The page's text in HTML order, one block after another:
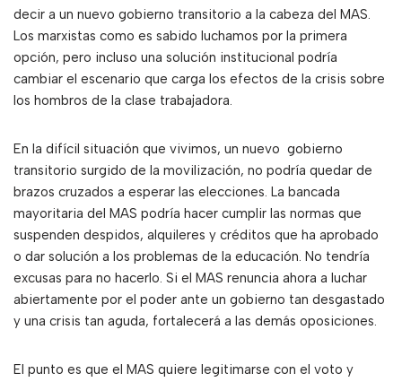
decir a un nuevo gobierno transitorio a la cabeza del MAS.
Los marxistas como es sabido luchamos por la primera
opción, pero incluso una solución institucional podría
cambiar el escenario que carga los efectos de la crisis sobre
los hombros de la clase trabajadora.
En la difícil situación que vivimos, un nuevo gobierno
transitorio surgido de la movilización, no podría quedar de
brazos cruzados a esperar las elecciones. La bancada
mayoritaria del MAS podría hacer cumplir las normas que
suspenden despidos, alquileres y créditos que ha aprobado
o dar solución a los problemas de la educación. No tendría
excusas para no hacerlo. Si el MAS renuncia ahora a luchar
abiertamente por el poder ante un gobierno tan desgastado
y una crisis tan aguda, fortalecerá a las demás oposiciones.
El punto es que el MAS quiere legitimarse con el voto y